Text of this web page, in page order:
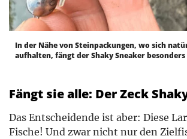
In der Nähe von Steinpackungen, wo sich
aufhalten, fängt der Shaky Sneaker
Fängt sie alle: Der Zeck
Das Entscheidende ist aber: Diese
Fische! Und zwar nicht nur den